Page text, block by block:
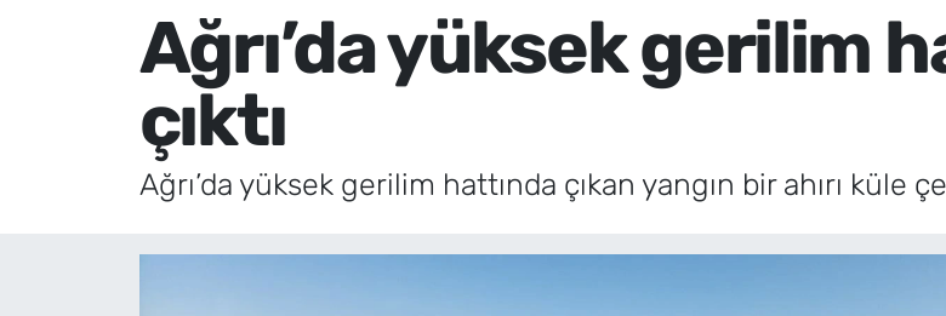
Ağrı’da yüksek gerilim
çıktı
Ağrı’da yüksek gerilim hattında çıkan yangın bir ahırı küle